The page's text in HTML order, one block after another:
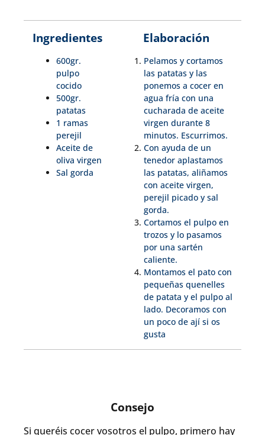
Ingredientes
600gr.
pulpo
cocido
500gr.
patatas
1 ramas
perejil
Aceite de
oliva virgen
Sal gorda
Elaboración
Pelamos y cortamos
las patatas y las
ponemos a cocer en
agua fría con una
cucharada de aceite
virgen durante 8
minutos. Escurrimos.
Con ayuda de un
tenedor aplastamos
las patatas, aliñamos
con aceite virgen,
perejil picado y sal
gorda.
Cortamos el pulpo en
trozos y lo pasamos
por una sartén
caliente.
Montamos el pato con
pequeñas quenelles
de patata y el pulpo al
lado. Decoramos con
un poco de ají si os
gusta
Consejo
Si queréis cocer vosotros el pulpo, primero hay